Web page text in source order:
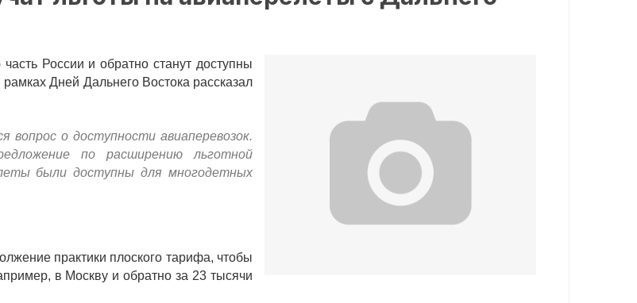
России и обратно станут доступны
Дней Дальнего Востока рассказал
вопрос о доступности авиаперевозок.
по расширению льготной
были доступны для многодетных
практики плоского тарифа, чтобы
в Москву и обратно за 23 тысячи